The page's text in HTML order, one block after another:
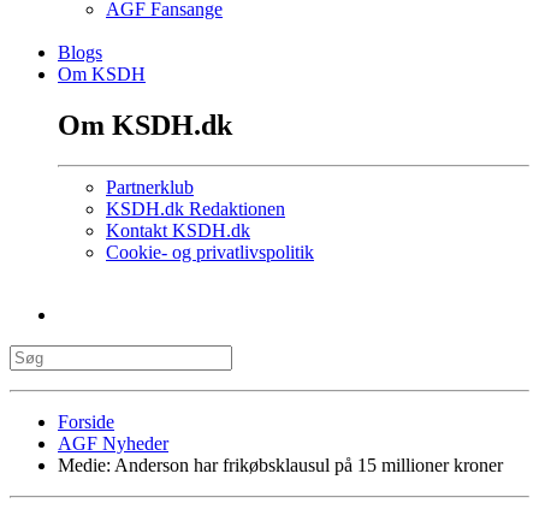
AGF Fansange
Blogs
Om KSDH
Om KSDH.dk
Partnerklub
KSDH.dk Redaktionen
Kontakt KSDH.dk
Cookie- og privatlivspolitik
Forside
AGF Nyheder
Medie: Anderson har frikøbsklausul på 15 millioner kroner